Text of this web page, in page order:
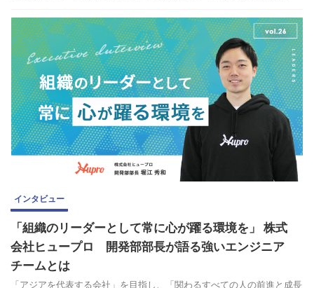
インタビュー
「組織のリーダーとして常に心が躍る環境を」 株式
会社ヒュープロ 開発部部長が語る強いエンジニア
チームとは
「アジアを代表する会社」を目指し、「関わるすべての人の前進と成長